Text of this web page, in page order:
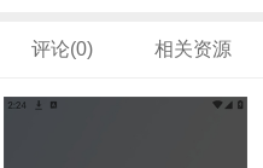
评论(0) 相关资源